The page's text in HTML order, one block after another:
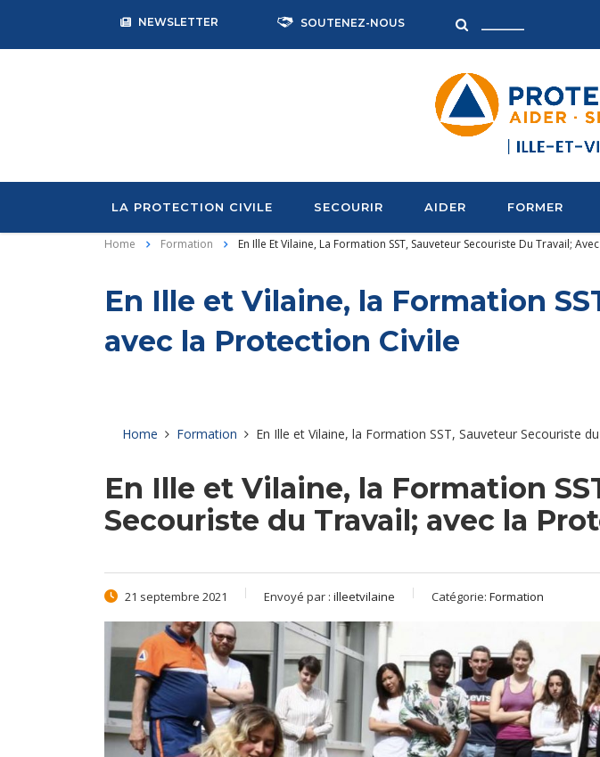
NEWSLETTER SOUTENEZ-NOUS
LA PROTECTION CIVILE SECOURIR AIDER FORMER
Home Formation En Ille Et Vilaine, La Formation SST, Sauveteur Secouriste Du Travail;
En Ille et Vilaine, la Formation
avec la Protection Civile
Home Formation En Ille et Vilaine, la Formation SST, Sauveteur Secouriste
En Ille et Vilaine, la Formation
Secouriste du Travail; avec la
21 septembre 2021 Envoyé par : illeetvilaine Catégorie: Formation